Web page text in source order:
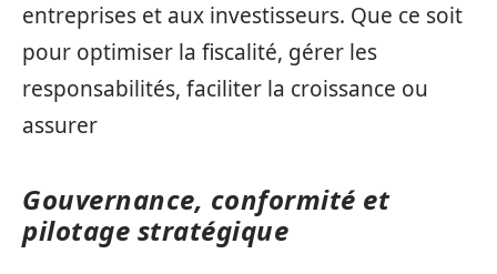
entreprises et aux investisseurs. Que ce soit
pour optimiser la fiscalité, gérer les
responsabilités, faciliter la croissance ou
assurer
Gouvernance, conformité et
pilotage stratégique